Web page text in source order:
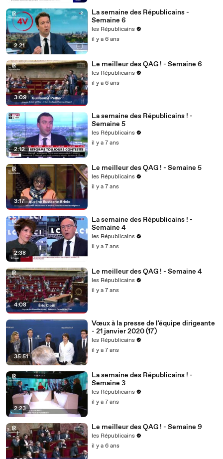
2:21
La semaine des Républicains -
Semaine 6
les Républicains
il y a 6 ans
3:09
Le meilleur des QAG ! - Semaine 6
les Républicains
il y a 6 ans
2:12
La semaine des Républicains ! -
Semaine 5
les Républicains
il y a 7 ans
3:17
Le meilleur des QAG ! - Semaine 5
les Républicains
il y a 7 ans
2:38
La semaine des Républicains ! -
Semaine 4
les Républicains
il y a 7 ans
4:08
Le meilleur des QAG ! - Semaine 4
les Républicains
il y a 7 ans
35:51
Vœux à la presse de l'équipe dirigeante
- 21 janvier 2020 (17)
les Républicains
il y a 7 ans
2:23
La semaine des Républicains ! -
Semaine 3
les Républicains
il y a 7 ans
Le meilleur des QAG ! - Semaine 9
les Républicains
il y a 6 ans